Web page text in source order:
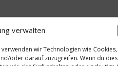
verwalten
wir Technologien wie Cookies,
oder darauf zuzugreifen. Wenn du